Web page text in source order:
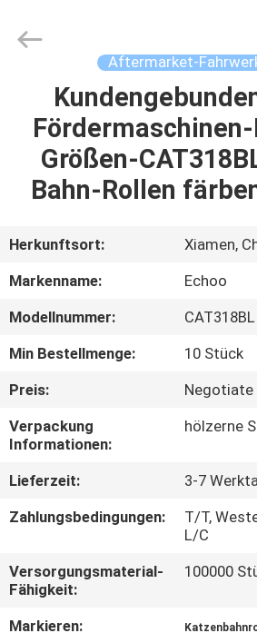
HAUS
PRODUKTE
UNS
AUSFLUG
NACHRICHTEN
FORDERN
ZITAT
SITEMAP
Rights
Aftermarket-
Größen-
Bahn-Rollen
Herkunftsort:
Xiamen,
Markenname:
Echoo
Modellnummer:
CAT318BL
Min Bestellmenge:
10 Stück
Preis:
Negotiate
Verpackung
Informationen:
hölzerne
Lieferzeit:
3-7
Zahlungsbedingungen:
T/T,
L/C
Versorgungsmaterial-
Fähigkeit:
100000
Markieren: